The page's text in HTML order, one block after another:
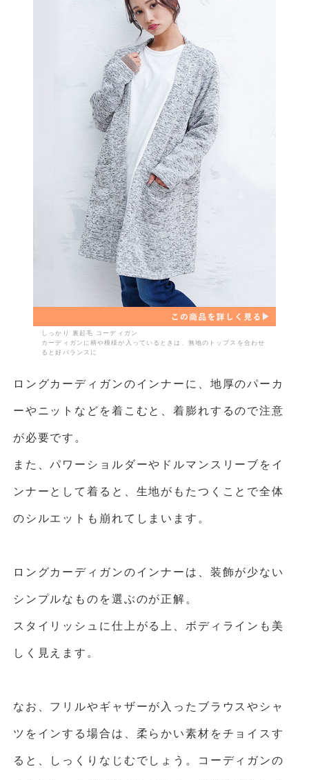
しっかり 裏起毛 コーディガン
カーディガンに柄や模様が入っているときは、無地のトップスを合わせ
ると好バランスに
ロングカーディガンのインナーに、地厚のパーカ
ーやニットなどを着こむと、着膨れするので注意
が必要です。
また、パワーショルダーやドルマンスリーブをイ
ンナーとして着ると、生地がもたつくことで全体
のシルエットも崩れてしまいます。
ロングカーディガンのインナーは、装飾が少ない
シンプルなものを選ぶのが正解。
スタイリッシュに仕上がる上、ボディラインも美
しく見えます。
なお、フリルやギャザーが入ったブラウスやシャ
ツをインする場合は、柔らかい素材をチョイスす
ると、しっくりなじむでしょう。コーディガンの